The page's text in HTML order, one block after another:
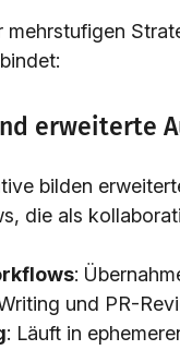
mehrstufigen
erweiterte
bilden
die als
:
und PR-
: Läuft in